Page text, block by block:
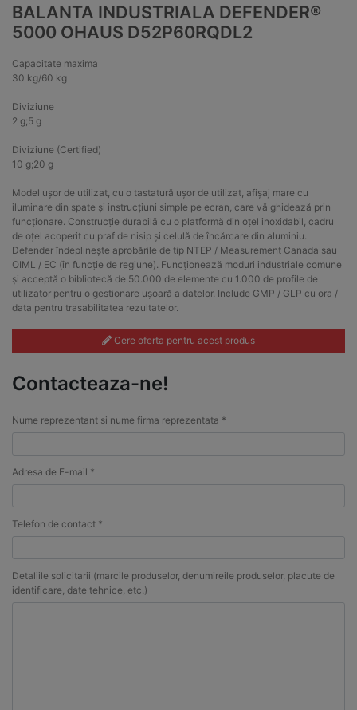
BALANTA INDUSTRIALA DEFENDER®
5000 OHAUS D52P60RQDL2
Capacitate maxima
30 kg/60 kg
Diviziune
2 g;5 g
Diviziune (Certified)
10 g;20 g
Model ușor de utilizat, cu o tastatură ușor de utilizat, afișaj mare cu
iluminare din spate și instrucțiuni simple pe ecran, care vă ghidează prin
funcționare. Construcție durabilă cu o platformă din oțel inoxidabil, cadru
de oțel acoperit cu praf de nisip și celulă de încărcare din aluminiu.
Defender îndeplinește aprobările de tip NTEP / Measurement Canada sau
OIML / EC (în funcție de regiune). Funcționează moduri industriale comune
și acceptă o bibliotecă de 50.000 de elemente cu 1.000 de profile de
utilizator pentru o gestionare ușoară a datelor. Include GMP / GLP cu ora /
data pentru trasabilitatea rezultatelor.
Cere oferta pentru acest produs
Contacteaza-ne!
Nume reprezentant si nume firma reprezentata *
Adresa de E-mail *
Telefon de contact *
Detaliile solicitarii (marcile produselor, denumireile produselor, placute de
identificare, date tehnice, etc.)